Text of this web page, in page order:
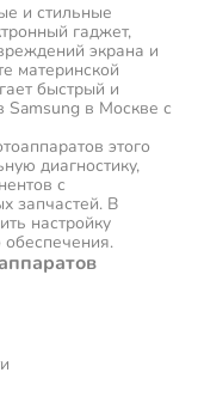
и стильные
гаджет,
экрана и
материнской
быстрый и
Samsung в Москве с
этого
диагностику,
с
запчастей. В
настройку